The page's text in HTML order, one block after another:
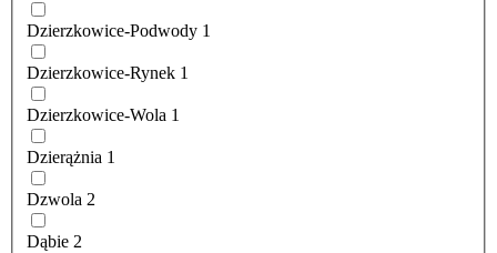
Dzierzkowice-Podwody 1
Dzierzkowice-Rynek 1
Dzierzkowice-Wola 1
Dzierążnia 1
Dzwola 2
Dąbie 2